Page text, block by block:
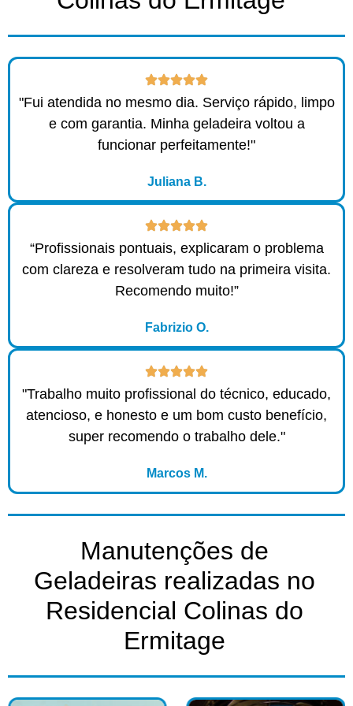
"Fui atendida no mesmo dia. Serviço rápido, limpo
e com garantia. Minha geladeira voltou a
funcionar perfeitamente!"
Juliana B.
“Profissionais pontuais, explicaram o problema
com clareza e resolveram tudo na primeira visita.
Recomendo muito!”
Fabrizio O.
"Trabalho muito profissional do técnico, educado,
atencioso, e honesto e um bom custo benefício,
super recomendo o trabalho dele."
Marcos M.
Manutenções de
Geladeiras realizadas no
Residencial Colinas do
Ermitage​